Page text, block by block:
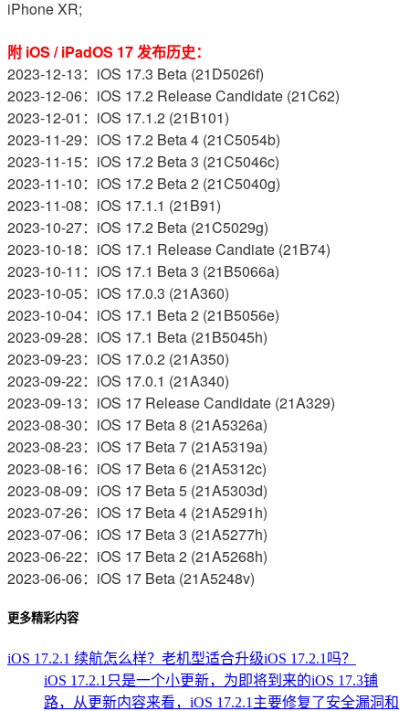
iPhone XR;
附 iOS / iPadOS 17 发布历史：
2023-12-13：iOS 17.3 Beta (21D5026f)
2023-12-06：iOS 17.2 Release Candidate (21C62)
2023-12-01：iOS 17.1.2 (21B101)
2023-11-29：iOS 17.2 Beta 4 (21C5054b)
2023-11-15：iOS 17.2 Beta 3 (21C5046c)
2023-11-10：iOS 17.2 Beta 2 (21C5040g)
2023-11-08：iOS 17.1.1 (21B91)
2023-10-27：iOS 17.2 Beta (21C5029g)
2023-10-18：iOS 17.1 Release Candiate (21B74)
2023-10-11：iOS 17.1 Beta 3 (21B5066a)
2023-10-05：iOS 17.0.3 (21A360)
2023-10-04：iOS 17.1 Beta 2 (21B5056e)
2023-09-28：iOS 17.1 Beta (21B5045h)
2023-09-23：iOS 17.0.2 (21A350)
2023-09-22：iOS 17.0.1 (21A340)
2023-09-13：iOS 17 Release Candidate (21A329)
2023-08-30：iOS 17 Beta 8 (21A5326a)
2023-08-23：iOS 17 Beta 7 (21A5319a)
2023-08-16：iOS 17 Beta 6 (21A5312c)
2023-08-09：iOS 17 Beta 5 (21A5303d)
2023-07-26：iOS 17 Beta 4 (21A5291h)
2023-07-06：iOS 17 Beta 3 (21A5277h)
2023-06-22：iOS 17 Beta 2 (21A5268h)
2023-06-06：iOS 17 Beta (21A5248v)
更多精彩内容
iOS 17.2.1 续航怎么样？老机型适合升级iOS 17.2.1吗？
iOS 17.2.1只是一个小更新，为即将到来的iOS 17.3铺
路，从更新内容来看，iOS 17.2.1主要修复了安全漏洞和